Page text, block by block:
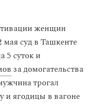
женщин
мая суд в Ташкенте
5 суток и
за домогательства
трогал
и ягодицы в вагоне